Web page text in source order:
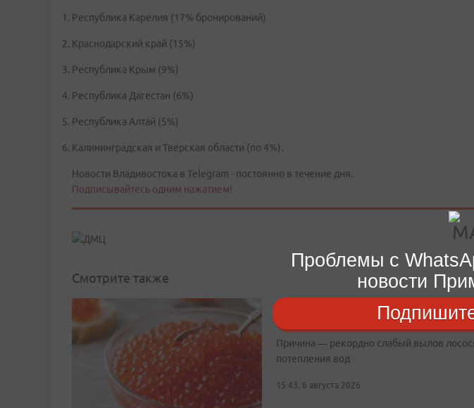
Республика Карелия (17% бронирований)
Краснодарский край (15%)
Республика Крым (9%)
Республика Дагестан (6%)
Республика Алтай (5%)
Калининградская и Тверская области (по 4%).
Новости Владивостока в Telegram - постоянно в течение дня.
Подписывайтесь одним нажатием!
Смотрите также
Красная икра и рыба могут
Причина — рекордно слабый вылов
потепления вод
15:43, 6 августа 2026
Проблемы с
новости